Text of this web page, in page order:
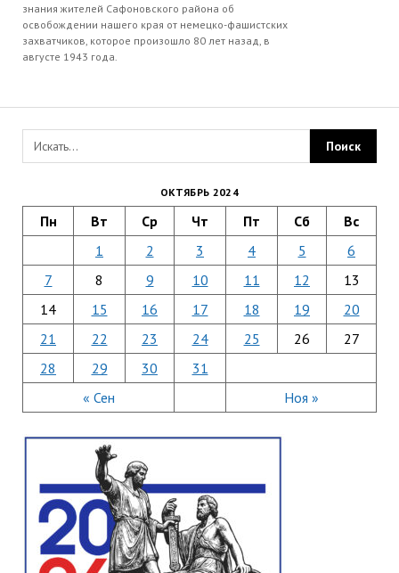
знания жителей Сафоновского района об
освобождении нашего края от немецко-фашистских
захватчиков, которое произошло 80 лет назад, в
августе 1943 года.
ОКТЯБРЬ 2024
Пн Вт Ср Чт Пт Сб Вс
« Сен Ноя »
1 2 3 4 5
6
7
8 9 10 11 12
13
14
15 16 17 18 19
20
21
22 23 24 25 26
27
28
29 30 31